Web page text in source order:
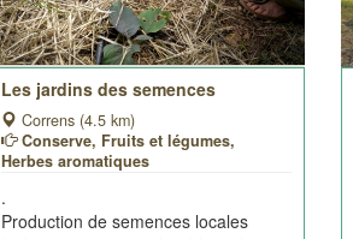
Les jardins des semences
Correns (4.5 km)
Conserve, Fruits et légumes,
Herbes aromatiques
.
Production de semences locales